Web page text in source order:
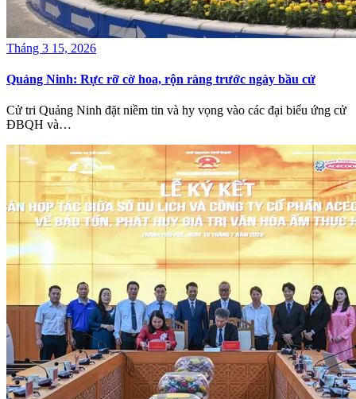
Tháng 3 15, 2026
Quảng Ninh: Rực rỡ cờ hoa, rộn ràng trước ngày bầu cử
Cử tri Quảng Ninh đặt niềm tin và hy vọng vào các đại biểu ứng cử
ĐBQH và…